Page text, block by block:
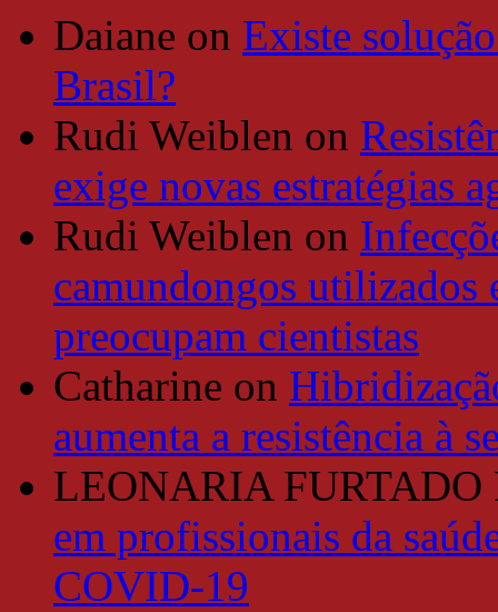
Daiane on Existe
Brasil?
Rudi Weiblen on
exige novas estratégias
Rudi Weiblen on
camundongos utilizados
preocupam cientistas
Catharine on
aumenta a resistência à
LEONARIA FURTADO
em profissionais da
COVID-19